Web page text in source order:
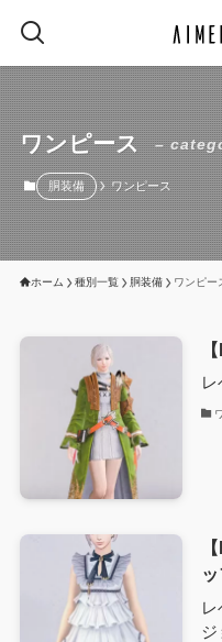
ワンピース –
胴装備 ワンピース
ホーム 種別一覧 胴装備 ワンピー
レ
レ
ジ